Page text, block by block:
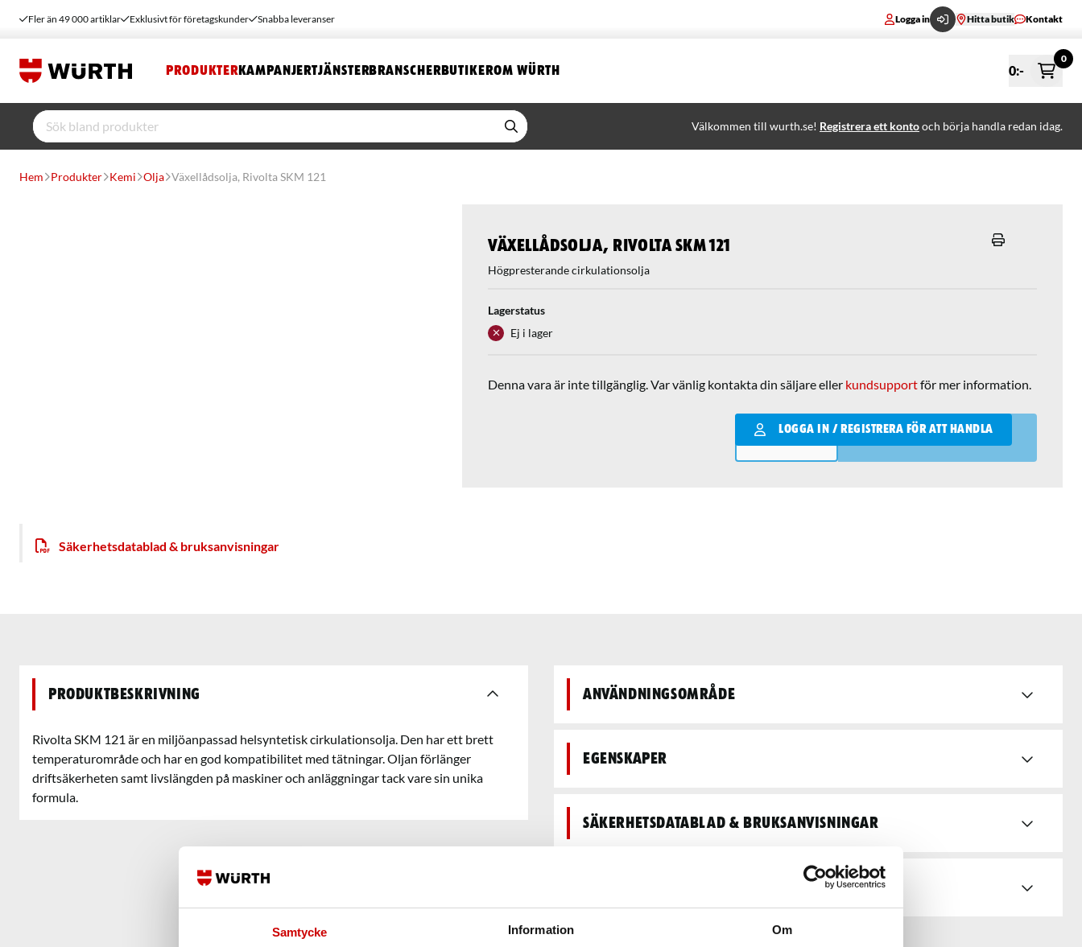
Samtycke Information Om
Fler än 49 000 artiklar Exklusivt för företagskunder Snabba leveranser Logga in Hitta butik Kontakt
PRODUKTER KAMPANJERTJÄNSTERBRANSCHERBUTIKEROM WÜRTH 0:-
0
Välkommen till wurth.se! Registrera ett kontooch börja handla redan idag.
Hem Produkter Kemi Olja Växellådsolja, Rivolta SKM 121
Växellådsolja, Rivolta SKM 121
Högpresterande cirkulationsolja
Lagerstatus
Ej i lager
Denna vara är inte tillgänglig. Var vänlig kontakta din säljare eller kundsupportför mer information.
LOGGA IN / REGISTRERA FÖR ATT HANDLA
Qantity
LÄGG I VARUKORGEN
Säkerhetsdatablad & bruksanvisningar
Produktbeskrivning
Rivolta SKM 121 är en miljöanpassad helsyntetisk cirkulationsolja. Den har ett brett
temperaturområde och har en god kompatibilitet med tätningar. Oljan förlänger
driftsäkerheten samt livslängden på maskiner och anläggningar tack vare sin unika
formula.
Användningsområde
Egenskaper
Säkerhetsdatablad & bruksanvisningar